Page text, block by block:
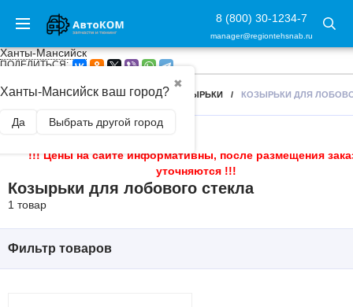
8 (800) 30-1234-7
manager@regiontehsnab.ru
Ханты-Мансийск
✖
Ханты-Мансийск ваш город?
Да Выбрать другой город
ПОДЕЛИТЬСЯ:
ГЛАВНАЯ / ВНЕШНИЙ ТЮНИНГ КОЗЫРЬКИ / КОЗЫРЬКИ ДЛЯ
!!! Цены на сайте информативны, после размещения
уточняются !!!
Козырьки для лобового стекла
1 товар
Фильтр товаров